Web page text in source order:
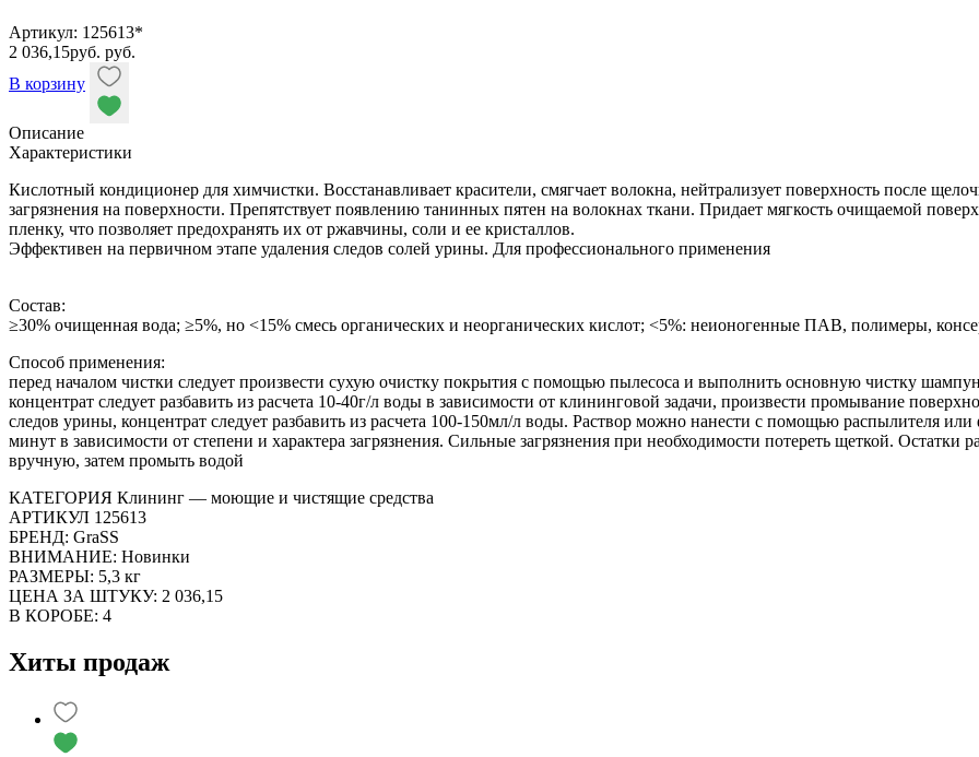
Артикул: 125613*
2 036,15руб. руб.
В корзину
Описание
Характеристики
Кислотный кондиционер для химчистки. Восстанавливает красители, смягчает волокна, нейтрализует поверхность после
загрязнения на поверхности. Препятствует появлению танинных пятен на волокнах ткани. Придает мягкость очищаемой
пленку, что позволяет предохранять их от ржавчины, соли и ее кристаллов.
Эффективен на первичном этапе удаления следов солей урины. Для профессионального применения
Состав:
≥30% очищенная вода; ≥5%, но <15% смесь органических и неорганических кислот; <5%: неионогенные ПАВ, полимеры,
Способ применения:
перед началом чистки следует произвести сухую очистку покрытия с помощью пылесоса и выполнить основную чистку
концентрат следует разбавить из расчета 10-40г/л воды в зависимости от клининговой задачи, произвести промывание
следов урины, концентрат следует разбавить из расчета 100-150мл/л воды. Раствор можно нанести с помощью распылителя
минут в зависимости от степени и характера загрязнения. Сильные загрязнения при необходимости потереть щеткой. Остатки
вручную, затем промыть водой
КАТЕГОРИЯ Клининг — моющие и чистящие средства
АРТИКУЛ 125613
БРЕНД: GraSS
ВНИМАНИЕ: Новинки
РАЗМЕРЫ: 5,3 кг
ЦЕНА ЗА ШТУКУ: 2 036,15
В КОРОБЕ: 4
Хиты продаж